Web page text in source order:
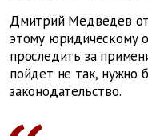
Дмитрий Медведев
этому юридическому
проследить за
пойдет не так, нужно
законодательство.